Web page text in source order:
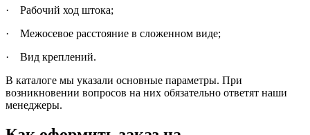
· Рабочий ход штока;
· Межосевое расстояние в сложенном виде;
· Вид креплений.
В каталоге мы указали основные параметры. При
возникновении вопросов на них обязательно ответят наши
менеджеры.